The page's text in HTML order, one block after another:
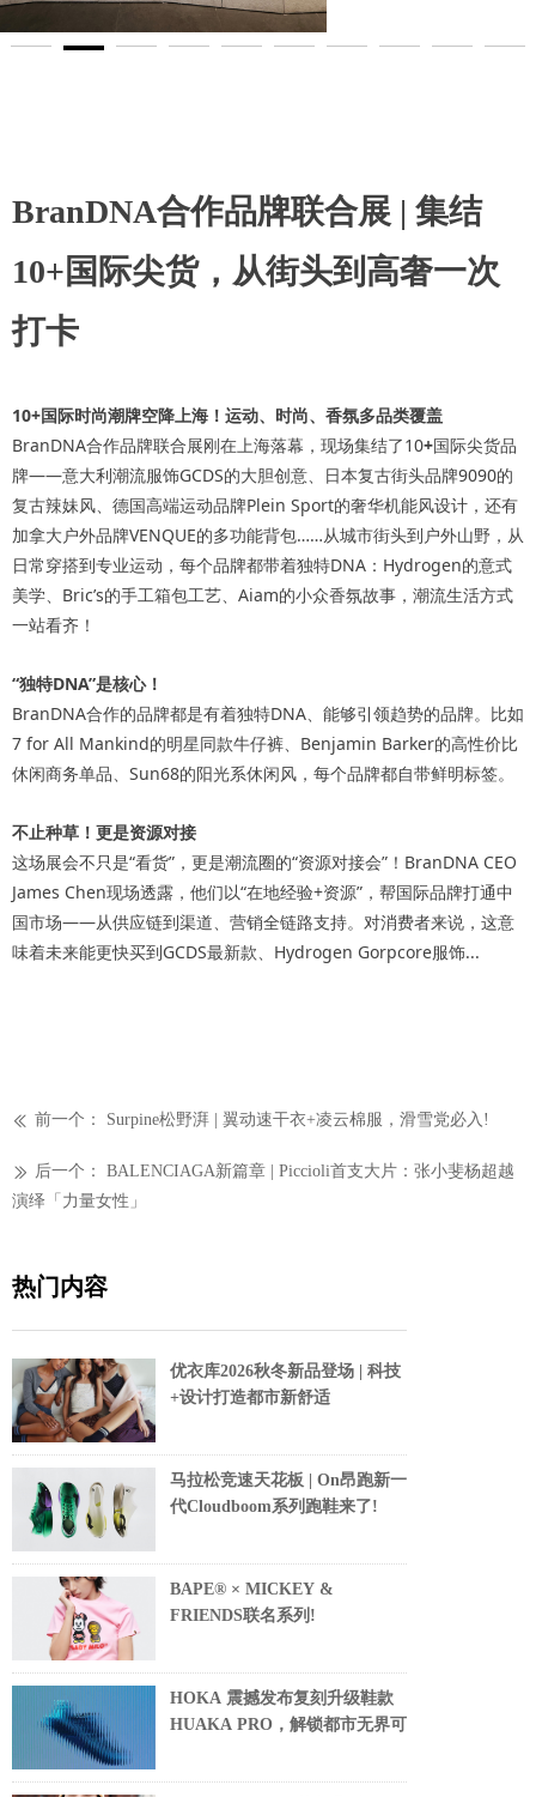
BranDNA合作品牌联合展 | 集结
10+国际尖货，从街头到高奢一次
打卡
10+国际时尚潮牌空降上海！运动、时尚、香氛多品类覆盖
BranDNA合作品牌联合展刚在上海落幕，现场集结了10+国际尖货品
牌——意大利潮流服饰GCDS的大胆创意、日本复古街头品牌9090的
复古辣妹风、德国高端运动品牌Plein Sport的奢华机能风设计，还有
加拿大户外品牌VENQUE的多功能背包……从城市街头到户外山野，从
日常穿搭到专业运动，每个品牌都带着独特DNA：Hydrogen的意式
美学、Bric’s的手工箱包工艺、Aiam的小众香氛故事，潮流生活方式
一站看齐！
“独特DNA”是核心！
BranDNA合作的品牌都是有着独特DNA、能够引领趋势的品牌。比如
7 for All Mankind的明星同款牛仔裤、Benjamin Barker的高性价比
休闲商务单品、Sun68的阳光系休闲风，每个品牌都自带鲜明标签。
不止种草！更是资源对接
这场展会不只是“看货”，更是潮流圈的“资源对接会”！BranDNA CEO
James Chen现场透露，他们以“在地经验+资源”，帮国际品牌打通中
国市场——从供应链到渠道、营销全链路支持。对消费者来说，这意
味着未来能更快买到GCDS最新款、Hydrogen Gorpcore服饰...
ꅃ 前一个： Surpine松野湃 | 翼动速干衣+凌云棉服，滑雪党必入!
ꅀ 后一个：
BALENCIAGA新篇章 | Piccioli首支大片：张小斐杨超越
演绎「力量女性」
热门内容
优衣库2026秋冬新品登场 | 科技
+设计打造都市新舒适
马拉松竞速天花板 | On昂跑新一
代Cloudboom系列跑鞋来了!
BAPE® × MICKEY &
FRIENDS联名系列!
HOKA 震撼发布复刻升级鞋款
HUAKA PRO，解锁都市无界可